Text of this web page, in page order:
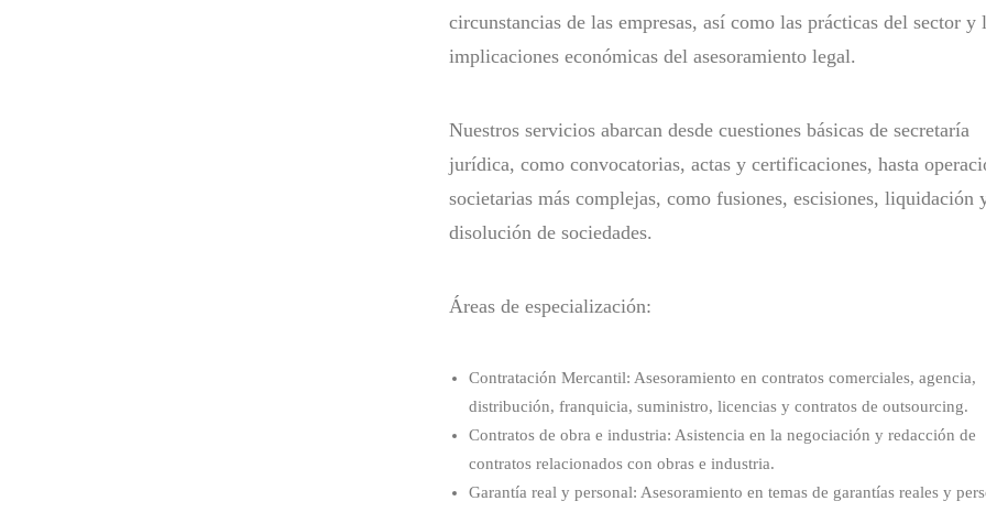
circunstancias de las empresas, así como las prácticas del sector y
implicaciones económicas del asesoramiento legal.
Nuestros servicios abarcan desde cuestiones básicas de secretaría
jurídica, como convocatorias, actas y certificaciones, hasta
societarias más complejas, como fusiones, escisiones, liquidación
disolución de sociedades.
Áreas de especialización:
Contratación Mercantil: Asesoramiento en contratos comerciales, agencia,
distribución, franquicia, suministro, licencias y contratos de outsourcing.
Contratos de obra e industria: Asistencia en la negociación y redacción de
contratos relacionados con obras e industria.
Garantía real y personal: Asesoramiento en temas de garantías reales y